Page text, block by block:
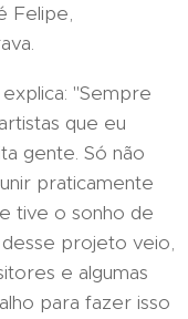
Felipe,
"Sempre
que eu
gente. Só não
praticamente
tive o sonho de
projeto veio,
e algumas
para fazer isso